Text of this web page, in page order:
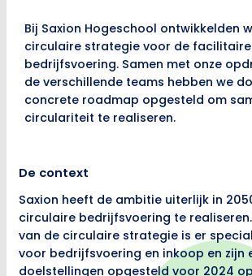
Bij Saxion Hogeschool ontwikkelden
circulaire strategie voor de facilitaire
bedrijfsvoering. Samen met onze
de verschillende teams hebben we
concrete roadmap opgesteld om
circulariteit te realiseren.
De context
Saxion heeft de ambitie uiterlijk in
circulaire bedrijfsvoering te
van de circulaire strategie is er
voor bedrijfsvoering en inkoop en zijn
doelstellingen opgesteld voor 2024